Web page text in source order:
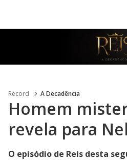
Record A Decadência
Homem
revela para
O episódio de Reis desta